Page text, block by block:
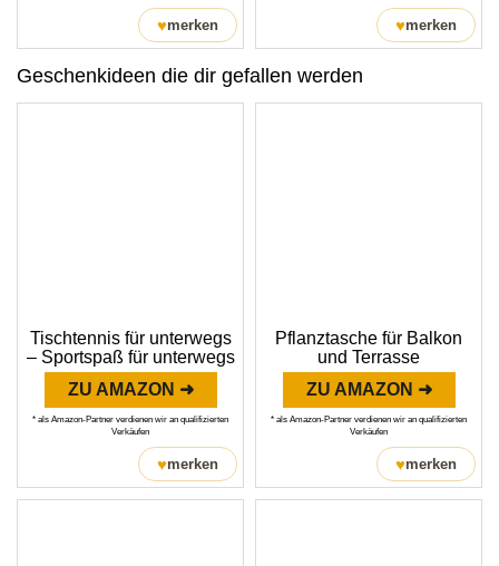
♥merken ♥merken
Geschenkideen die dir gefallen werden
Tischtennis für unterwegs
– Sportspaß für unterwegs
ZU AMAZON ➜
* als Amazon-Partner verdienen wir an qualifizierten
Verkäufen
♥merken
Pflanztasche für Balkon
und Terrasse
ZU AMAZON ➜
* als Amazon-Partner verdienen wir an qualifizierten
Verkäufen
♥merken